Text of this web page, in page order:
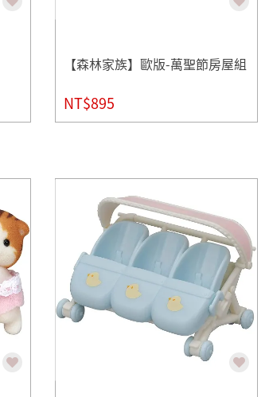
【森林家族】歐版-萬聖節房屋組
NT$895